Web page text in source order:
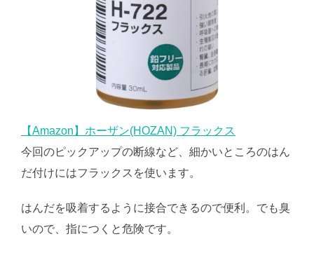
【Amazon】ホーザン(HOZAN) フラックス
今回のピックアップの断線など、細かいところのはん
だ付けにはフラックスを使います。
はんだを吸着するように接合できるので便利。でも臭
いので、指につくと危険です。